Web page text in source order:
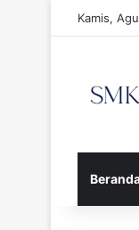
Kamis,